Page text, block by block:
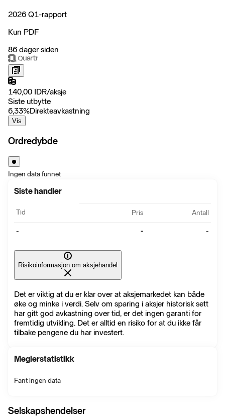
2026 Q1-rapport
Kun PDF
86 dager siden
140,00 IDR/aksje
Siste utbytte
6,33%Direkteavkastning
Vis
Ordredybde
Ingen data funnet
Siste handler
Tid Pris Antall
- - -
Risikoinformasjon om aksjehandel
Det er viktig at du er klar over at aksjemarkedet kan både
øke og minke i verdi. Selv om sparing i aksjer historisk sett
har gitt god avkastning over tid, er det ingen garanti for
fremtidig utvikling. Det er alltid en risiko for at du ikke får
tilbake pengene du har investert.
Meglerstatistikk
Fant ingen data
Selskapshendelser